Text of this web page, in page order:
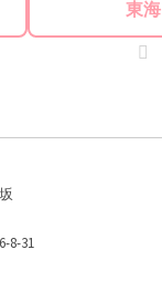
東海
8-31